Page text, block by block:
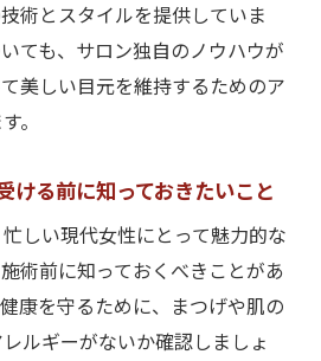
術とスタイルを提供していま
ても、サロン独自のノウハウが
美しい目元を維持するためのア
。
ける前に知っておきたいこと
しい現代女性にとって魅力的な
術前に知っておくべきことがあ
康を守るために、まつげや肌の
ルギーがないか確認しましょ